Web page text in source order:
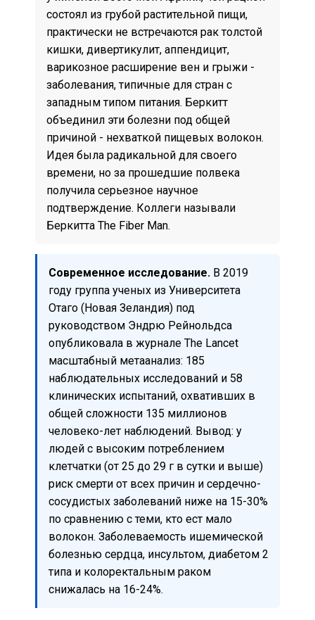
состоял из грубой растительной пищи,
практически не встречаются рак толстой
кишки, дивертикулит, аппендицит,
варикозное расширение вен и грыжи -
заболевания, типичные для стран с
западным типом питания. Беркитт
объединил эти болезни под общей
причиной - нехваткой пищевых волокон.
Идея была радикальной для своего
времени, но за прошедшие полвека
получила серьезное научное
подтверждение. Коллеги называли
Беркитта The Fiber Man.
Современное исследование. В 2019
году группа ученых из Университета
Отаго (Новая Зеландия) под
руководством Эндрю Рейнольдса
опубликовала в журнале The Lancet
масштабный метаанализ: 185
наблюдательных исследований и 58
клинических испытаний, охвативших в
общей сложности 135 миллионов
человеко-лет наблюдений. Вывод: у
людей с высоким потреблением
клетчатки (от 25 до 29 г в сутки и выше)
риск смерти от всех причин и сердечно-
сосудистых заболеваний ниже на 15-30%
по сравнению с теми, кто ест мало
волокон. Заболеваемость ишемической
болезнью сердца, инсультом, диабетом 2
типа и колоректальным раком
снижалась на 16-24%.